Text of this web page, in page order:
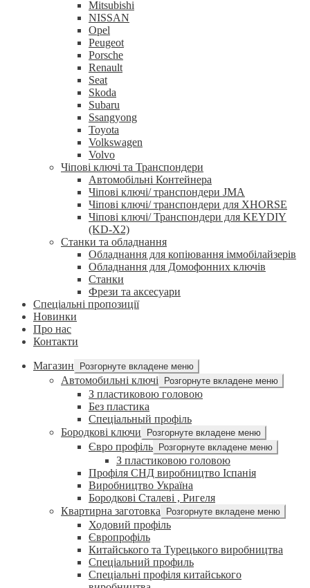
Mitsubishi
NISSAN
Opel
Peugeot
Porsche
Renault
Seat
Skoda
Subaru
Ssangyong
Toyota
Volkswagen
Volvo
Чіпові ключі та Транспондери
Автомобільні Контейнера
Чіпові ключі/ транспондери JMA
Чіпові ключі/ транспондери для XHORSE
Чіпові ключі/ Транспондери для KEYDIY
(KD-X2)
Станки та обладнання
Обладнання для копіювання іммобілайзерів
Обладнання для Домофонних ключів
Станки
Фрези та аксесуари
Спеціальні пропозиції
Новинки
Про нас
Контакти
Магазин Розгорнуте вкладене меню
Автомобильні ключі Розгорнуте вкладене меню
З пластиковою головою
Без пластика
Спеціальный профіль
Бородкові ключи
Розгорнуте вкладене меню
Євро профіль Розгорнуте вкладене меню
З пластиковою головою
Профіля СНД виробництво Іспанія
Виробництво Україна
Бородкові Сталеві , Ригеля
Квартирна заготовка
Розгорнуте вкладене меню
Ходовий профіль
Європрофіль
Китайського та Турецького виробництва
Спеціальний профиль
Спеціальні профіля китайського